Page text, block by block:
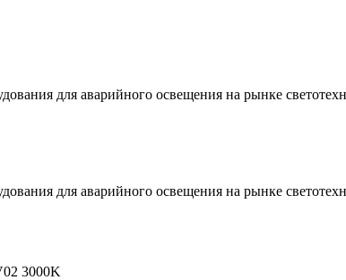
для аварийного освещения на рынке
для аварийного освещения на рынке
3000K